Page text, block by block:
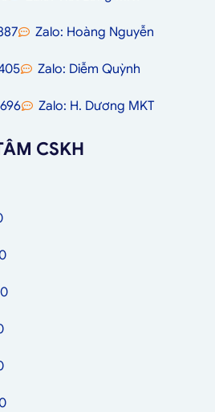
Zalo: Hoàng Nguyễn
Zalo: Diễm Quỳnh
Zalo: H. Dương MKT
CSKH